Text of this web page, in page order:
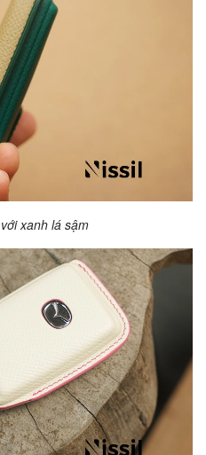
xanh lá sậm